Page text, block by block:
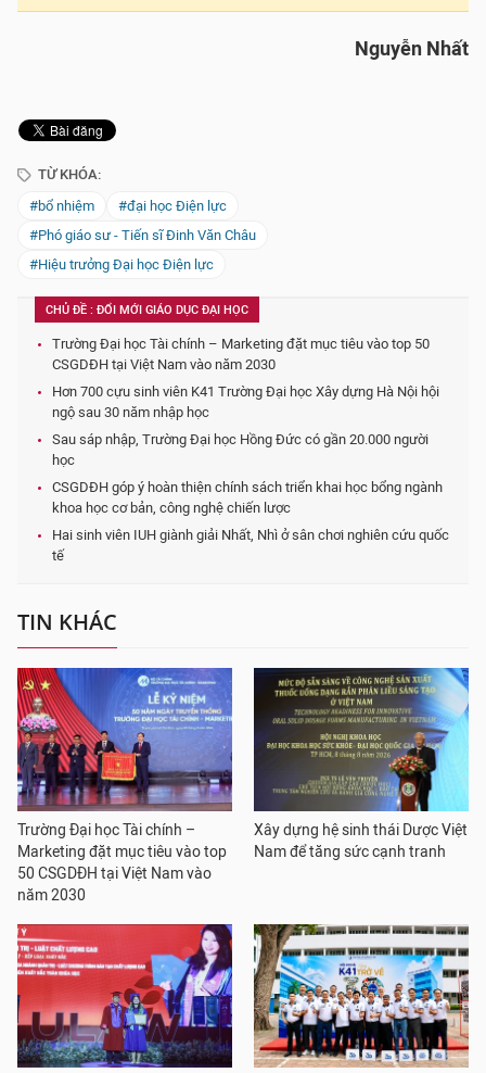
Nguyễn Nhất
TỪ KHÓA:
#bổ nhiệm
#đại học Điện lực
#Phó giáo sư - Tiến sĩ Đinh Văn Châu
#Hiệu trưởng Đại học Điện lực
CHỦ ĐỀ : ĐỔI MỚI GIÁO DỤC ĐẠI HỌC
Trường Đại học Tài chính – Marketing đặt mục tiêu vào top 50
CSGDĐH tại Việt Nam vào năm 2030
Hơn 700 cựu sinh viên K41 Trường Đại học Xây dựng Hà Nội hội
ngộ sau 30 năm nhập học
Sau sáp nhập, Trường Đại học Hồng Đức có gần 20.000 người
học
CSGDĐH góp ý hoàn thiện chính sách triển khai học bổng ngành
khoa học cơ bản, công nghệ chiến lược
Hai sinh viên IUH giành giải Nhất, Nhì ở sân chơi nghiên cứu quốc
tế
TIN KHÁC
Trường Đại học Tài chính –
Marketing đặt mục tiêu vào top
50 CSGDĐH tại Việt Nam vào
năm 2030
Xây dựng hệ sinh thái Dược Việt
Nam để tăng sức cạnh tranh